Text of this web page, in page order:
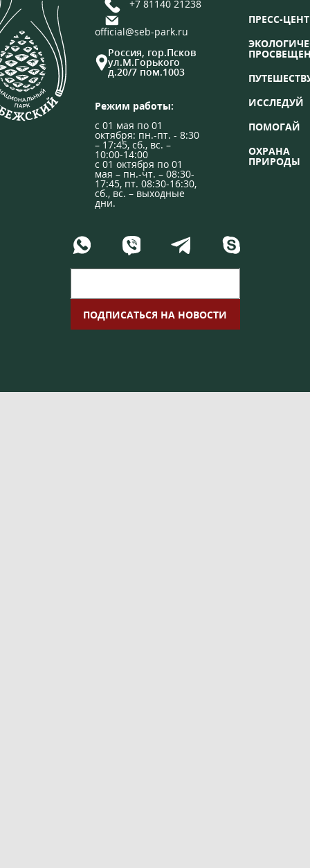
+7 81140 21238
official@seb-park.ru
Россия, гор.Псков
ул.М.Горького
д.20/7 пом.1003
Режим работы:
с 01 мая по 01
октября: пн.-пт. - 8:30
– 17:45, сб., вс. –
10:00-14:00
с 01 октября по 01
мая – пн.-чт. – 08:30-
17:45, пт. 08:30-16:30,
сб., вс. – выходные
дни.
ПРЕСС-
ИССЛЕДУЙ
ПОМОГАЙ
ОХРАНА
ПРИРОДЫ